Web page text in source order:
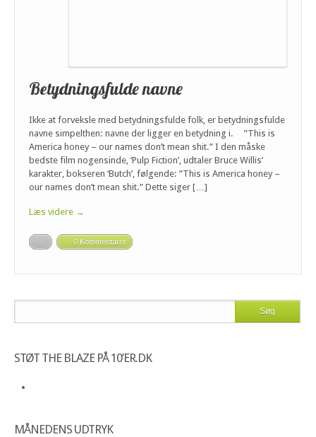
Betydningsfulde navne
Ikke at forveksle med betydningsfulde folk, er betydningsfulde
navne simpelthen: navne der ligger en betydning i. ”This is
America honey – our names don’t mean shit.” I den måske
bedste film nogensinde, ‘Pulp Fiction’, udtaler Bruce Willis’
karakter, bokseren ‘Butch’, følgende: ”This is America honey –
our names don’t mean shit.” Dette siger […]
Læs videre →
0 Kommentarer
STØT THE BLAZE PÅ 10’ER.DK
MÅNEDENS UDTRYK